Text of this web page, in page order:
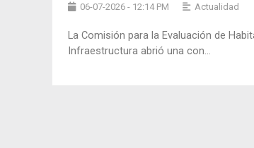
06-07-2026 - 12:14 PM Actualidad
La Comisión para la Evaluación de
Infraestructura abrió una con...